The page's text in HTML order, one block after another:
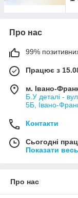
Про нас
99%
Працює з
м. Івано-
Б.У деталі -
5Б, Івано-
Контакти
Сьогодні
Показати
Про нас